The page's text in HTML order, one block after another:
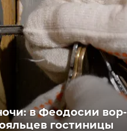
в Феодосии
гостиницы